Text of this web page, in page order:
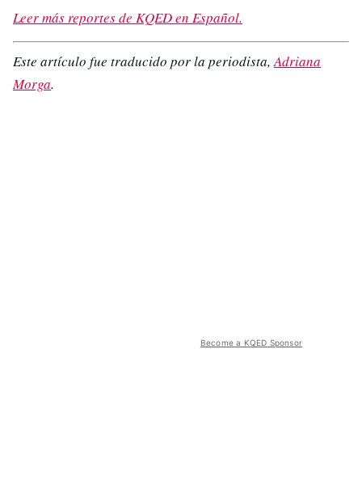
Leer más reportes de KQED en Español.
Este artículo fue traducido por la periodista,Adriana
Morga.
Become a KQED Sponsor